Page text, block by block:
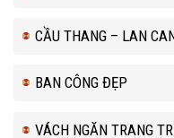
CẦU THANG – LAN
BAN CÔNG ĐẸP
VÁCH NGĂN TRANG